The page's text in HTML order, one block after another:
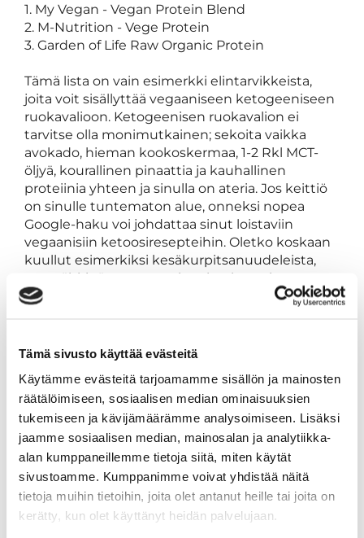
Tämä sivusto käyttää evästeitä
Käytämme evästeitä tarjoamamme sisällön ja mainosten
räätälöimiseen, sosiaalisen median ominaisuuksien
tukemiseen ja kävijämäärämme analysoimiseen. Lisäksi
jaamme sosiaalisen median, mainosalan ja analytiikka-
alan kumppaneillemme tietoja siitä, miten käytät
sivustoamme. Kumppanimme voivat yhdistää näitä
tietoja muihin tietoihin, joita olet antanut heille tai joita on
kerätty, kun olet käyttänyt heidän palvelujaan.
1. My Vegan - Vegan Protein Blend
2. M-Nutrition - Vege Protein
3. Garden of Life Raw Organic Protein
Tämä lista on vain esimerkki elintarvikkeista,
joita voit sisällyttää vegaaniseen ketogeeniseen
ruokavalioon. Ketogeenisen ruokavalion ei
tarvitse olla monimutkainen; sekoita vaikka
avokado, hieman kookoskermaa, 1-2 Rkl MCT-
öljyä, kourallinen pinaattia ja kauhallinen
proteiinia yhteen ja sinulla on ateria. Jos keittiö
on sinulle tuntematon alue, onneksi nopea
Google-haku voi johdattaa sinut loistaviin
vegaanisiin ketoosiresepteihin. Oletko koskaan
kuullut esimerkiksi kesäkurpitsanuudeleista,
parapähkinäparmesaanista, kookosvoin
rasvapommeista? Noh, näistä voi tulla uusia
Laita tehosekoittimeen 1-2 Rkl Brain Octane- tai
XCT-öljyä, 1-2 Rkl kookosöljyä tai kookoskermaa
(Gheen sijasta) ja kupillinen suosikkikahviasi.
Voilá ja sinulla on maidoton, kermainen
ketokahvi, joka tekee sängystä nousemisesta
hieman helpompaa. Paitsi tietenkin se tosiasia,
että sinun pitää nousta sängystä tehdäksesi
tämä.